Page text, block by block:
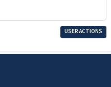
USER ACTIONS